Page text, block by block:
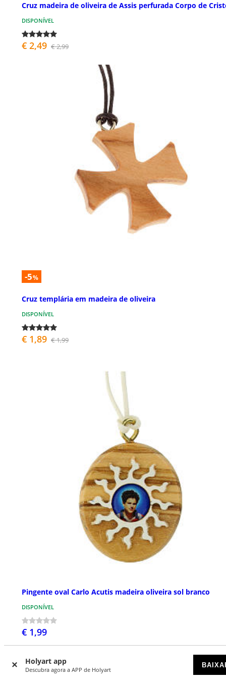
Holyart app
Descubra agora a APP de Holyart
Cruz madeira de oliveira de Assis perfurada Corpo de
DISPONÍVEL
€ 2,49 € 2,99
-5%
Cruz templária em madeira de oliveira
DISPONÍVEL
€ 1,89 € 1,99
Pingente oval Carlo Acutis madeira oliveira sol branco
DISPONÍVEL
€ 1,99